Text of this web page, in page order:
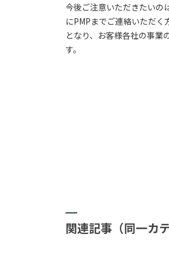
今後ご注意いただきたいの
にPMPまでご連絡いただく
となり、お客様各社の事業
す。
関連記事（同一カ